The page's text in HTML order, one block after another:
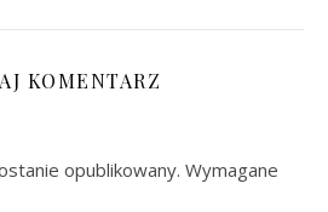
KOMENTARZ
opublikowany. Wymagane